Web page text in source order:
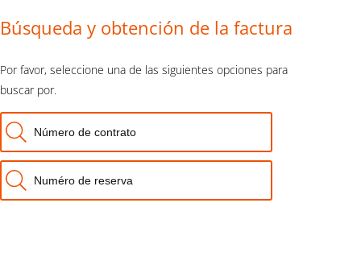
Búsqueda y obtención de la factura
Por favor, seleccione una de las siguientes opciones para
buscar por.
Número de contrato
Numéro de reserva